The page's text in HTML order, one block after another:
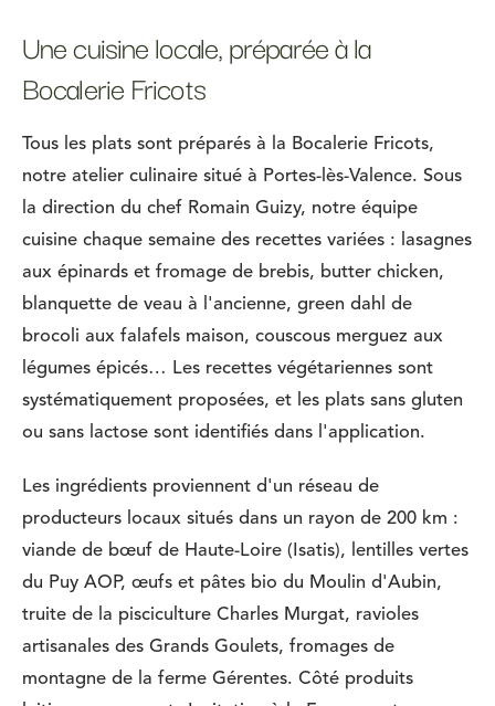
Une cuisine locale, préparée à la
Bocalerie Fricots
Tous les plats sont préparés à la Bocalerie Fricots,
notre atelier culinaire situé à Portes-lès-Valence. Sous
la direction du chef Romain Guizy, notre équipe
cuisine chaque semaine des recettes variées : lasagnes
aux épinards et fromage de brebis, butter chicken,
blanquette de veau à l'ancienne, green dahl de
brocoli aux falafels maison, couscous merguez aux
légumes épicés… Les recettes végétariennes sont
systématiquement proposées, et les plats sans gluten
ou sans lactose sont identifiés dans l'application.
Les ingrédients proviennent d'un réseau de
producteurs locaux situés dans un rayon de 200 km :
viande de bœuf de Haute-Loire (Isatis), lentilles vertes
du Puy AOP, œufs et pâtes bio du Moulin d'Aubin,
truite de la pisciculture Charles Murgat, ravioles
artisanales des Grands Goulets, fromages de
montagne de la ferme Gérentes. Côté produits